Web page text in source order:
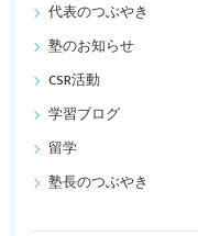
代表のつぶやき
塾のお知らせ
CSR活動
学習ブログ
留学
塾長のつぶやき